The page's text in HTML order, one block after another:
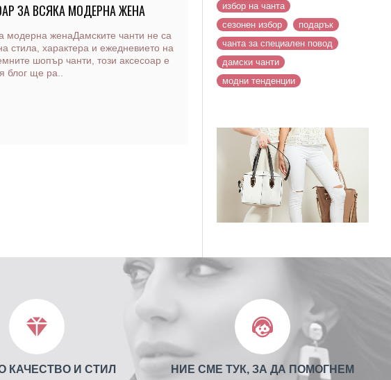
ЗА ВСЯКА МОДЕРНА ЖЕНА
модерна женаДамските чанти не са
стила, характера и ежедневието на
шопър чанти, този аксесоар е
ще ра..
избор на чанта
сезонен избор
подарък
чанта за специален повод
дамски чанти
модни тенденции
КАЧЕСТВО И СТИЛ НИЕ СМЕ ТУК, ЗА ДА ПОМОГНЕМ